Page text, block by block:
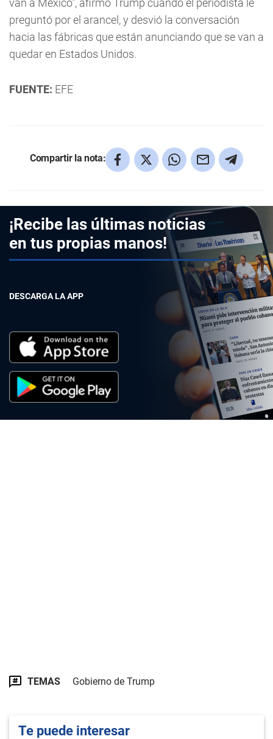
van a México", afirmó Trump cuando el periodista le
preguntó por el arancel, y desvió la conversación
hacia las fábricas que están anunciando que se van a
quedar en Estados Unidos.
FUENTE: EFE
Compartir la nota:
¡Recibe las últimas noticias
en tus propias manos!
DESCARGA LA APP
TEMAS Gobierno de Trump
Te puede interesar